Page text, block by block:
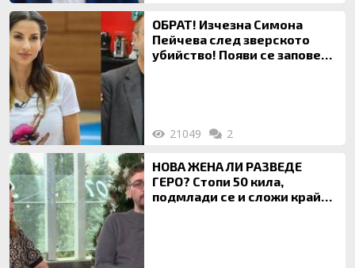
ОБРАТ! Изчезна Симона
Пейчева след зверското
убийство! Появи се заповед
21049 2
НОВА ЖЕНА ЛИ РАЗВЕДЕ
ГЕРО? Стопи 50 кила,
подмлади се и сложи край